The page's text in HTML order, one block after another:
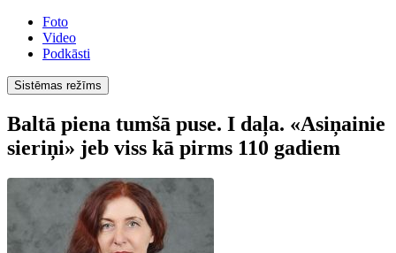
Foto
Video
Podkāsti
Sistēmas režīms
Baltā piena tumšā puse. I daļa. «Asiņainie
sieriņi» jeb viss kā pirms 110 gadiem